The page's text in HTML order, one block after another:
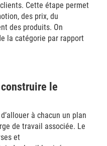
Cette étape permet
des prix, du
des produits. On
la catégorie par rapport
le
à chacun un plan
de travail associée. Le
et